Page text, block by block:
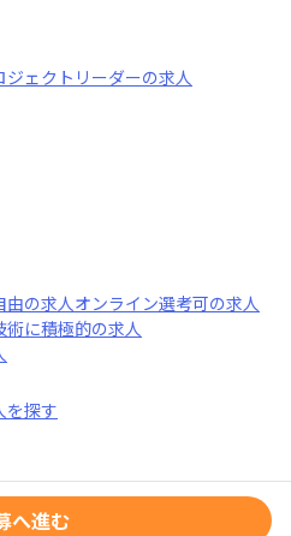
ジェクトリーダーの求人
由の求人オンライン選考可の求人
術に積極的の求人
を探す
へ進む